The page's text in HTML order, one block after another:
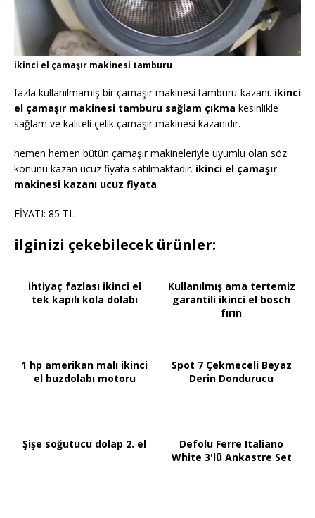
ikinci el çamaşır makinesi tamburu
fazla kullanılmamış bir çamaşır makinesi tamburu-kazanı. ikinci
el çamaşır makinesi tamburu sağlam çıkma kesinlikle
sağlam ve kaliteli çelik çamaşır makinesi kazanıdır.
hemen hemen bütün çamaşır makineleriyle uyumlu olan söz
konunu kazan ucuz fiyata satılmaktadır. ikinci el çamaşır
makinesi kazanı ucuz fiyata
FİYATI: 85 TL
ilginizi çekebilecek ürünler:
ihtiyaç fazlası ikinci el
tek kapılı kola dolabı
Kullanılmış ama tertemiz
garantili ikinci el bosch
fırın
1 hp amerikan malı ikinci
el buzdolabı motoru
Spot 7 Çekmeceli Beyaz
Derin Dondurucu
Şişe soğutucu dolap 2. el
Defolu Ferre Italiano
White 3'lü Ankastre Set